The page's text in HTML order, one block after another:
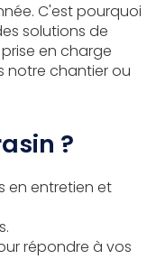
C'est pourquoi
solutions de
en charge
notre chantier ou
?
en entretien et
répondre à vos